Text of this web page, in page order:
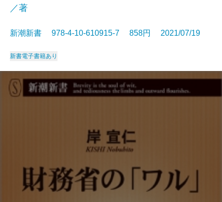
／著
新潮新書 978-4-10-610915-7 858円 2021/07/19
新書電子書籍あり